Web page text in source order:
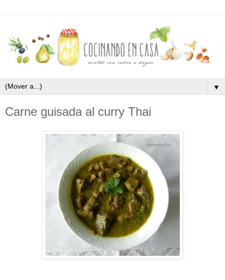
▼
Carne guisada al curry Thai